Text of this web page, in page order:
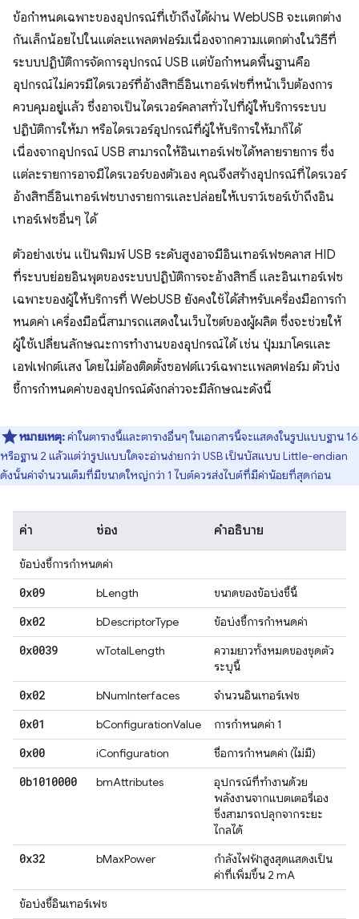
ข้อกำหนดเฉพาะของอุปกรณ์ที่เข้าถึงได้ผ่าน WebUSB จะแตกต่าง
กันเล็กน้อยไปในแต่ละแพลตฟอร์มเนื่องจากความแตกต่างในวิธีที่
ระบบปฏิบัติการจัดการอุปกรณ์ USB แต่ข้อกำหนดพื้นฐานคือ
อุปกรณ์ไม่ควรมีไดรเวอร์ที่อ้างสิทธิ์อินเทอร์เฟซที่หน้าเว็บต้องการ
ควบคุมอยู่แล้ว ซึ่งอาจเป็นไดรเวอร์คลาสทั่วไปที่ผู้ให้บริการระบบ
ปฏิบัติการให้มา หรือไดรเวอร์อุปกรณ์ที่ผู้ให้บริการให้มาก็ได้
เนื่องจากอุปกรณ์ USB สามารถให้อินเทอร์เฟซได้หลายรายการ ซึ่ง
แต่ละรายการอาจมีไดรเวอร์ของตัวเอง คุณจึงสร้างอุปกรณ์ที่ไดรเวอร์
อ้างสิทธิ์อินเทอร์เฟซบางรายการและปล่อยให้เบราว์เซอร์เข้าถึงอิน
เทอร์เฟซอื่นๆ ได้
ตัวอย่างเช่น แป้นพิมพ์ USB ระดับสูงอาจมีอินเทอร์เฟซคลาส HID
ที่ระบบย่อยอินพุตของระบบปฏิบัติการจะอ้างสิทธิ์ และอินเทอร์เฟซ
เฉพาะของผู้ให้บริการที่ WebUSB ยังคงใช้ได้สำหรับเครื่องมือการกํา
หนดค่า เครื่องมือนี้สามารถแสดงในเว็บไซต์ของผู้ผลิต ซึ่งจะช่วยให้
ผู้ใช้เปลี่ยนลักษณะการทำงานของอุปกรณ์ได้ เช่น ปุ่มมาโครและ
เอฟเฟกต์แสง โดยไม่ต้องติดตั้งซอฟต์แวร์เฉพาะแพลตฟอร์ม ตัวบ่ง
ชี้การกําหนดค่าของอุปกรณ์ดังกล่าวจะมีลักษณะดังนี้
หมายเหตุ:ค่าในตารางนี้และตารางอื่นๆ ในเอกสารนี้จะแสดงในรูปแบบฐาน 16
หรือฐาน 2 แล้วแต่ว่ารูปแบบใดจะอ่านง่ายกว่า USB เป็นบัสแบบ Little-endian
ดังนั้นค่าจำนวนเต็มที่มีขนาดใหญ่กว่า 1 ไบต์ควรส่งไบต์ที่มีค่าน้อยที่สุดก่อน
ค่า ช่อง คำอธิบาย
ข้อบ่งชี้การกําหนดค่า
0x09 bLength ขนาดของข้อบ่งชี้นี้
0x02 bDescriptorType ข้อบ่งชี้การกําหนดค่า
0x0039 wTotalLength
ความยาวทั้งหมดของชุดตัว
ระบุนี้
0x02 bNumInterfaces จํานวนอินเทอร์เฟซ
0x01 bConfigurationValue การกําหนดค่า 1
0x00 iConfiguration ชื่อการกําหนดค่า (ไม่มี)
0b1010000 bmAttributes
อุปกรณ์ที่ทำงานด้วย
พลังงานจากแบตเตอรี่เอง
ซึ่งสามารถปลุกจากระยะ
ไกลได้
0x32 bMaxPower
กำลังไฟฟ้าสูงสุดแสดงเป็น
ค่าที่เพิ่มขึ้น 2 mA
ข้อบ่งชี้อินเทอร์เฟซ